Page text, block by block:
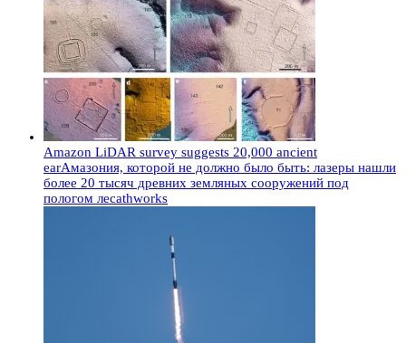
Amazon LiDAR survey suggests 20,000 ancient
earАмазония, которой не должно было быть: лазеры нашли
более 20 тысяч древних земляных сооружений под
пологом лесаthworks